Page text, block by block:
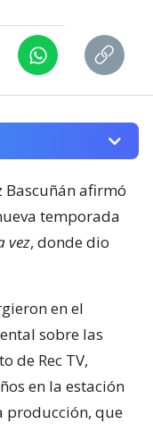
Bascuñán afirmó
temporada
vez, donde dio
en el
sobre las
de Rec TV,
en la estación
producción, que